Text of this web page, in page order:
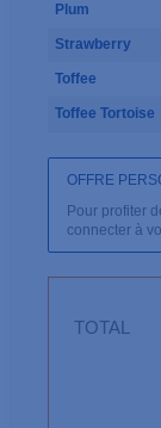
Plum
Strawberry
Toffee
Toffee Tortoise
OFFRE
Pour profiter
connecter à
TOTAL